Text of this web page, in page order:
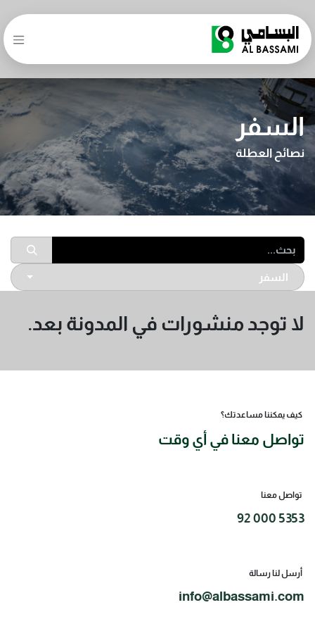
السفر
نصائح العطلة
السفر
لا توجد منشورات في المدونة بعد.
كيف يمكننا مساعدتك؟
تواصل معنا في أي وقت
تواصل معنا
92 000 5353
أرسل لنا رسالة
info@albassami.com